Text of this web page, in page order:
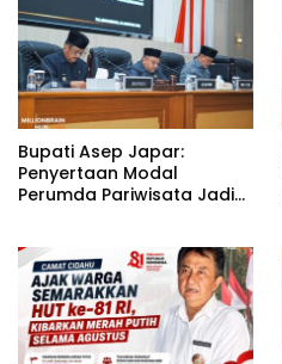
Bupati Asep Japar:
Penyertaan Modal
Perumda Pariwisata Jadi